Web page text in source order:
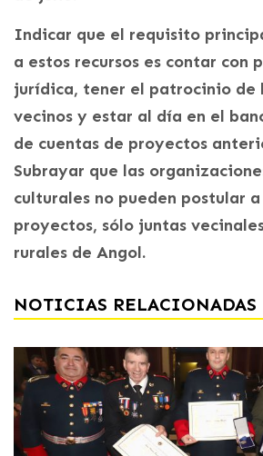
Indicar que el requisito
a estos recursos es contar con
jurídica, tener el patrocinio de
vecinos y estar al día en el
de cuentas de proyectos
Subrayar que las
culturales no pueden postular
proyectos, sólo juntas
rurales de Angol.
NOTICIAS RELACIONADAS